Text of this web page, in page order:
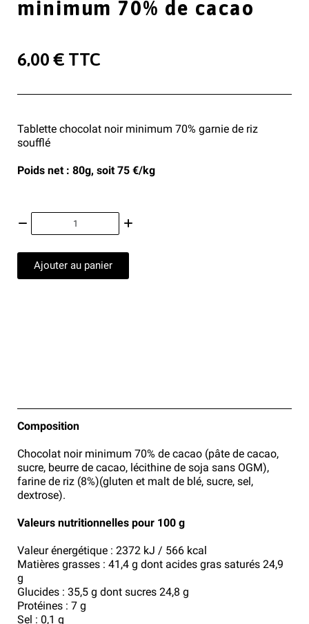
minimum 70% de cacao
6,00 € TTC
Tablette chocolat noir minimum 70% garnie de riz
soufflé
Poids net : 80g, soit 75 €/kg
Ajouter au panier
Composition
Chocolat noir minimum 70% de cacao (pâte de cacao,
sucre, beurre de cacao, lécithine de soja sans OGM),
farine de riz (8%)(gluten et malt de blé, sucre, sel,
dextrose).
Valeurs nutritionnelles pour 100 g
Valeur énergétique : 2372 kJ / 566 kcal
Matières grasses : 41,4 g dont acides gras saturés 24,9
g
Glucides : 35,5 g dont sucres 24,8 g
Protéines : 7 g
Sel : 0,1 g